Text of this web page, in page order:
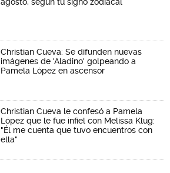
agosto, según tu signo zodiacal
Christian Cueva: Se difunden nuevas
imágenes de 'Aladino' golpeando a
Pamela López en ascensor
Christian Cueva le confesó a Pamela
López que le fue infiel con Melissa Klug:
"Él me cuenta que tuvo encuentros con
ella"